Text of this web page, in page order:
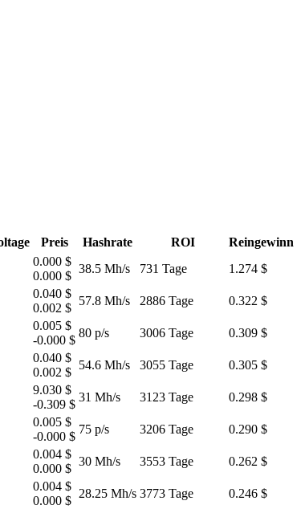
Preis Hashrate ROI Reingewinn
0.000 $
0.000 $
38.5 Mh/s 731 Tage 1.274 $
0.040 $
0.002 $
57.8 Mh/s 2886 Tage 0.322 $
0.005 $
-0.000 $
80 p/s 3006 Tage 0.309 $
0.040 $
0.002 $
54.6 Mh/s 3055 Tage 0.305 $
9.030 $
-0.309 $
31 Mh/s 3123 Tage 0.298 $
0.005 $
-0.000 $
75 p/s 3206 Tage 0.290 $
0.004 $
0.000 $
30 Mh/s 3553 Tage 0.262 $
0.004 $
0.000 $
28.25 Mh/s 3773 Tage 0.246 $